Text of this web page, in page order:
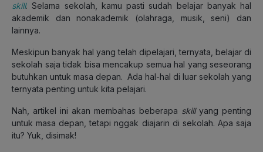
skill. Selama sekolah, kamu pasti sudah belajar banyak hal
akademik dan nonakademik (olahraga, musik, seni) dan
lainnya.
Meskipun banyak hal yang telah dipelajari, ternyata, belajar di
sekolah saja tidak bisa mencakup semua hal yang seseorang
butuhkan untuk masa depan. Ada hal-hal di luar sekolah yang
ternyata penting untuk kita pelajari.
Nah, artikel ini akan membahas beberapa skillyang penting
untuk masa depan, tetapi nggak diajarin di sekolah. Apa saja
itu? Yuk, disimak!